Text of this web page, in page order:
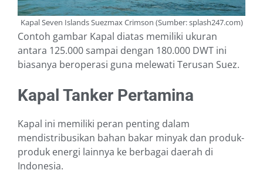
Kapal Seven Islands Suezmax Crimson (Sumber: splash247.com)
Contoh gambar Kapal diatas memiliki ukuran
antara 125.000 sampai dengan 180.000 DWT ini
biasanya beroperasi guna melewati Terusan Suez.
Kapal Tanker Pertamina
Kapal ini memiliki peran penting dalam
mendistribusikan bahan bakar minyak dan produk-
produk energi lainnya ke berbagai daerah di
Indonesia.